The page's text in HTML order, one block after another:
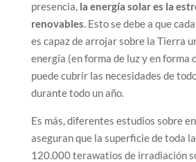
presencia,la energía solar es la
renovables. Esto se debe a que
es capaz de arrojar sobre la Tierra
energía (en forma de luz y en forma
puede cubrir las necesidades de
durante todo un año.
Es más, diferentes estudios sobre
aseguran que la superficie de toda
120.000 terawatios de irradiación